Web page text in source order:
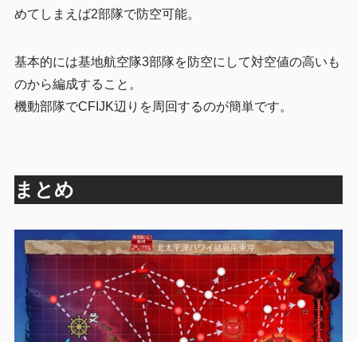
めてしまえば2部隊で防空可能。
基本的には基地航空隊3部隊を防空にして対空値の高いも
のから編成すること。
機動部隊でCFIJK辺りを周回するのが簡単です。
まとめ